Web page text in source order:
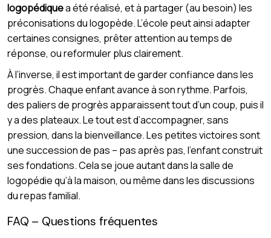
logopédiquea été réalisé, et à partager (au besoin) les
préconisations du logopède. L’école peut ainsi adapter
certaines consignes, prêter attention au temps de
réponse, ou reformuler plus clairement.
À l’inverse, il est important de garder confiance dans les
progrès. Chaque enfant avance à son rythme. Parfois,
des paliers de progrès apparaissent tout d’un coup, puis il
y a des plateaux. Le tout est d’accompagner, sans
pression, dans la bienveillance. Les petites victoires sont
une succession de pas – pas après pas, l’enfant construit
ses fondations. Cela se joue autant dans la salle de
logopédie qu’à la maison, ou même dans les discussions
du repas familial.
FAQ – Questions fréquentes